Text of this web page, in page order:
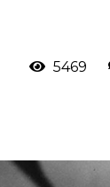
5469